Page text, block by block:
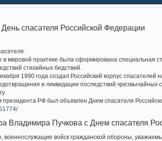
спасателя Российской Федерации
в мировой практике была сформирована специальная
стихийных бедствий.
1990 года создал Российский корпус
и ликвидации последствий чрезвычайных
президента РФ был объявлен Днем спасателя
Владимира Пучкова с Днем спасателя
военнослужащие войск гражданской обороны,